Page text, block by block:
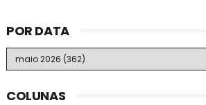
POR DATA
COLUNAS